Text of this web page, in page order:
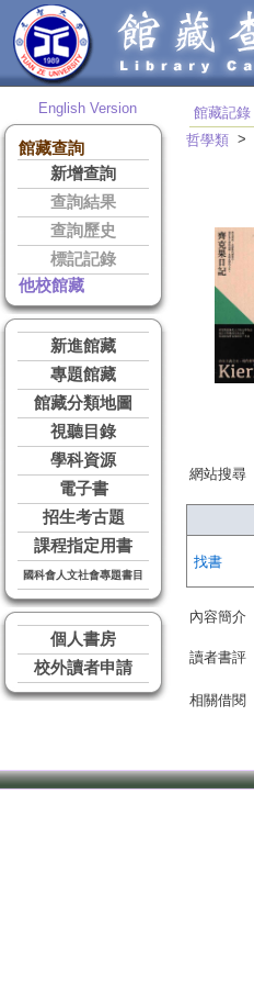
English Version
館藏查詢
新增查詢
查詢結果
查詢歷史
標記記錄
他校館藏
新進館藏
專題館藏
館藏分類地圖
視聽目錄
學科資源
電子書
招生考古題
課程指定用書
國科會人文社會專題書目
個人書房
校外讀者申請
館藏記錄
哲學類 >
網站搜尋
找書
內容簡介
讀者書評
相關借閱